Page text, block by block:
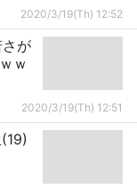
2020/3/19(Th) 12:52
さが
ｗ
2020/3/19(Th) 12:51